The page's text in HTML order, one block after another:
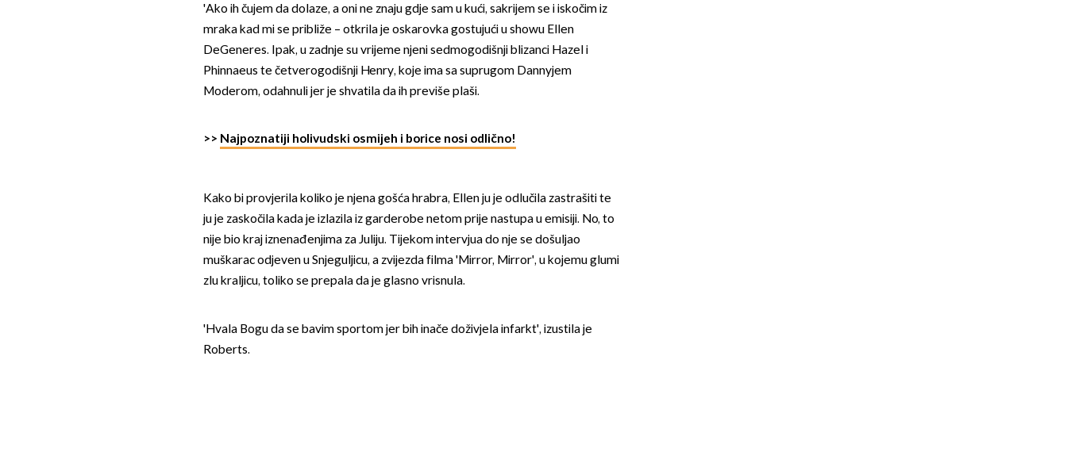
'Ako ih čujem da dolaze, a oni ne znaju gdje sam u kući, sakrijem se i iskočim iz
mraka kad mi se približe – otkrila je oskarovka gostujući u showu Ellen
DeGeneres. Ipak, u zadnje su vrijeme njeni sedmogodišnji blizanci Hazel i
Phinnaeus te četverogodišnji Henry, koje ima sa suprugom Dannyjem
Moderom, odahnuli jer je shvatila da ih previše plaši.
>> Najpoznatiji holivudski osmijeh i borice nosi odlično!
Kako bi provjerila koliko je njena gošća hrabra, Ellen ju je odlučila zastrašiti te
ju je zaskočila kada je izlazila iz garderobe netom prije nastupa u emisiji. No, to
nije bio kraj iznenađenjima za Juliju. Tijekom intervjua do nje se došuljao
muškarac odjeven u Snjeguljicu, a zvijezda filma 'Mirror, Mirror', u kojemu glumi
zlu kraljicu, toliko se prepala da je glasno vrisnula.
'Hvala Bogu da se bavim sportom jer bih inače doživjela infarkt', izustila je
Roberts.
OMOGUĆI OBAVIJESTI